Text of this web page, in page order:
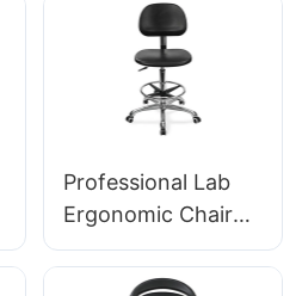
& armstöd
justerbar fotring &
5-stjärnig bas för
laboratorier
Professional Lab
Ergonomic Chair
Pu ryggstöd 360 °
Svivel Stabil 5-